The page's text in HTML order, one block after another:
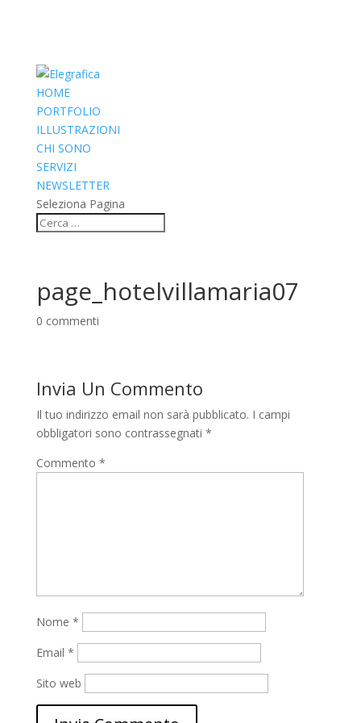
HOME
PORTFOLIO
ILLUSTRAZIONI
CHI SONO
SERVIZI
NEWSLETTER
Seleziona Pagina
page_hotelvillamaria07
0 commenti
Invia Un Commento
Il tuo indirizzo email non sarà pubblicato. I campi
obbligatori sono contrassegnati *
Commento *
Nome *
Email *
Sito web